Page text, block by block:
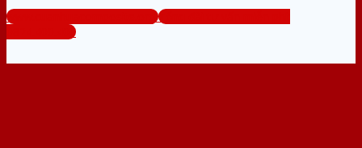
www.cuanhuacomposite.org
Tổng đài tư vấn miễn phí:
0824.400.400